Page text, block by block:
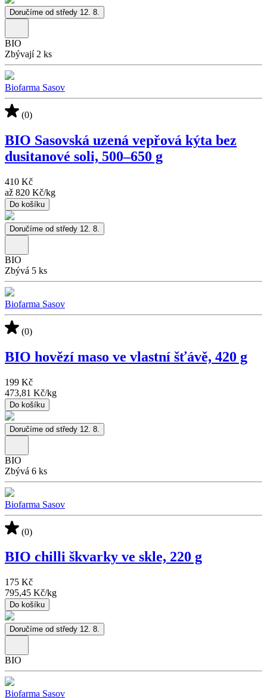
Doručíme od středy 12. 8.
BIO
Zbývají 2 ks
Biofarma Sasov
(0)
BIO Sasovská uzená vepřová kýta bez
dusitanové soli, 500–650 g
410 Kč
až 820 Kč/kg
Do košíku
Doručíme od středy 12. 8.
BIO
Zbývá 5 ks
Biofarma Sasov
(0)
BIO hovězí maso ve vlastní šťávě, 420 g
199 Kč
473,81 Kč/kg
Do košíku
Doručíme od středy 12. 8.
BIO
Zbývá 6 ks
Biofarma Sasov
(0)
BIO chilli škvarky ve skle, 220 g
175 Kč
795,45 Kč/kg
Do košíku
Doručíme od středy 12. 8.
BIO
Biofarma Sasov